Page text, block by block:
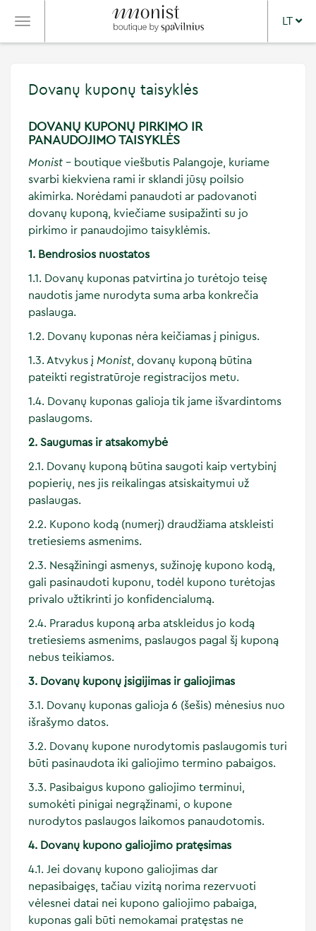
TOGGLE
NAVIGATION
LT
Dovanų kuponų taisyklės
DOVANŲ KUPONŲ PIRKIMO IR
PANAUDOJIMO TAISYKLĖS
Monist – boutique viešbutis Palangoje, kuriame
svarbi kiekviena rami ir sklandi jūsų poilsio
akimirka. Norėdami panaudoti ar padovanoti
dovanų kuponą, kviečiame susipažinti su jo
pirkimo ir panaudojimo taisyklėmis.
1. Bendrosios nuostatos
1.1. Dovanų kuponas patvirtina jo turėtojo teisę
naudotis jame nurodyta suma arba konkrečia
paslauga.
1.2. Dovanų kuponas nėra keičiamas į pinigus.
1.3. Atvykus į Monist , dovanų kuponą būtina
pateikti registratūroje registracijos metu.
1.4. Dovanų kuponas galioja tik jame išvardintoms
paslaugoms.
2. Saugumas ir atsakomybė
2.1. Dovanų kuponą būtina saugoti kaip vertybinį
popierių, nes jis reikalingas atsiskaitymui už
paslaugas.
2.2. Kupono kodą (numerį) draudžiama atskleisti
tretiesiems asmenims.
2.3. Nesąžiningi asmenys, sužinoję kupono kodą,
gali pasinaudoti kuponu, todėl kupono turėtojas
privalo užtikrinti jo konfidencialumą.
2.4. Praradus kuponą arba atskleidus jo kodą
tretiesiems asmenims, paslaugos pagal šį kuponą
nebus teikiamos.
3. Dovanų kuponų įsigijimas ir galiojimas
3.1. Dovanų kuponas galioja 6 (šešis) mėnesius nuo
išrašymo datos.
3.2. Dovanų kupone nurodytomis paslaugomis turi
būti pasinaudota iki galiojimo termino pabaigos.
3.3. Pasibaigus kupono galiojimo terminui,
sumokėti pinigai negrąžinami, o kupone
nurodytos paslaugos laikomos panaudotomis.
4. Dovanų kupono galiojimo pratęsimas
4.1. Jei dovanų kupono galiojimas dar
nepasibaigęs, tačiau vizitą norima rezervuoti
vėlesnei datai nei kupono galiojimo pabaiga,
kuponas gali būti nemokamai pratęstas ne